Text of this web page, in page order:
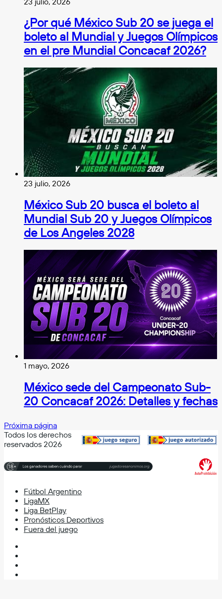
¿Por qué México Sub 20 se juega el
boleto al Mundial y Juegos Olímpicos
en el pre Mundial Concacaf 2026?
23 julio, 2026
México Sub 20 busca el boleto al
Mundial Sub 20 y Juegos Olímpicos
de Los Angeles 2028
1 mayo, 2026
México sede del Campeonato Sub-
20 Concacaf 2026: Detalles y fechas
Próxima página
Todos los derechos
reservados 2026
Fútbol Argentino
LigaMX
Liga BetPlay
Pronósticos Deportivos
Fuera del juego